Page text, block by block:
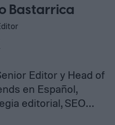
Bastarrica
Editor y Head of
en Español,
editorial, SEO…